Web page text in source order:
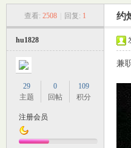
› ›
查看: 2508 回复: 1 约
hu1828
29
主题
0
回帖
109
积分
注册会员
兼